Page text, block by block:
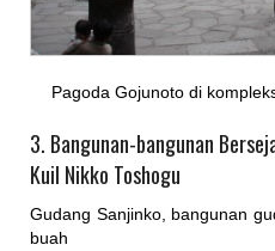
Pagoda Gojunoto di
3. Bangunan-bangunan
Kuil Nikko Toshogu
Gudang Sanjinko, bangunan
buah